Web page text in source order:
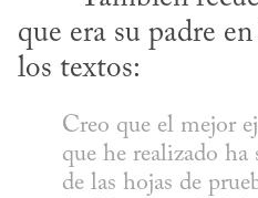
que era su padre
los textos:
Creo que el mejor
que he realizado
de las hojas de